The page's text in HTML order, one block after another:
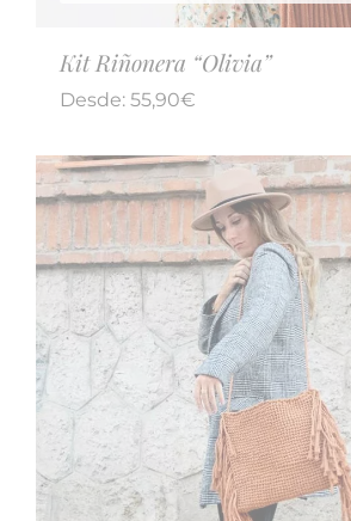
Kit Riñonera “Olivia”
Desde: 55,90€